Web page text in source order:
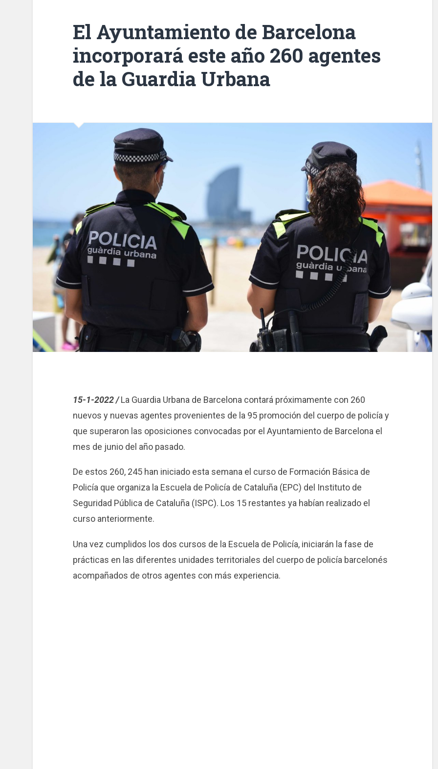
El Ayuntamiento de Barcelona
incorporará este año 260 agentes
de la Guardia Urbana
15-1-2022 / La Guardia Urbana de Barcelona contará próximamente con 260
nuevos y nuevas agentes provenientes de la 95 promoción del cuerpo de policía y
que superaron las oposiciones convocadas por el Ayuntamiento de Barcelona el
mes de junio del año pasado.
De estos 260, 245 han iniciado esta semana el curso de Formación Básica de
Policía que organiza la Escuela de Policía de Cataluña (EPC) del Instituto de
Seguridad Pública de Cataluña (ISPC). Los 15 restantes ya habían realizado el
curso anteriormente.
Una vez cumplidos los dos cursos de la Escuela de Policía, iniciarán la fase de
prácticas en las diferentes unidades territoriales del cuerpo de policía barcelonés
acompañados de otros agentes con más experiencia.